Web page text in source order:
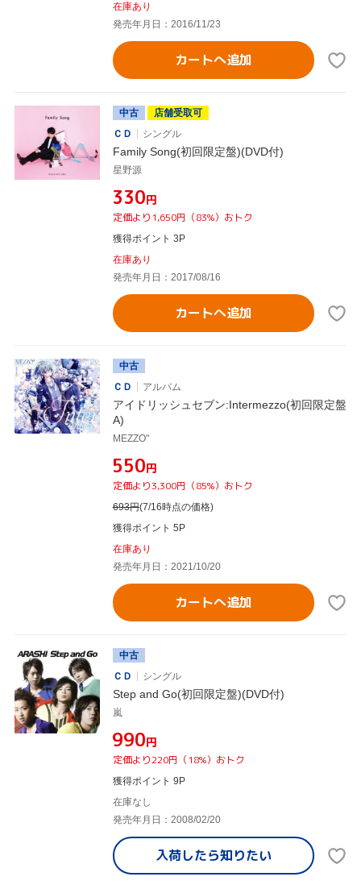
在庫あり
発売年月日：2016/11/23
カートへ追加
中古
店舗受取可
ＣＤ
シングル
Family Song(初回限定盤)(DVD付)
星野源
¥330円
定価より1,650円（83%）おトク
獲得ポイント 3P
在庫あり
発売年月日：2017/08/16
カートへ追加
中古
ＣＤ
アルバム
アイドリッシュセブン:Intermezzo(初回限定盤
A)
MEZZO"
¥550円
定価より3,300円（85%）おトク
693円(7/16時点の価格)
獲得ポイント 5P
在庫あり
発売年月日：2021/10/20
カートへ追加
中古
ＣＤ
シングル
Step and Go(初回限定盤)(DVD付)
嵐
¥990円
定価より220円（18%）おトク
獲得ポイント 9P
在庫なし
発売年月日：2008/02/20
入荷したら知りたい